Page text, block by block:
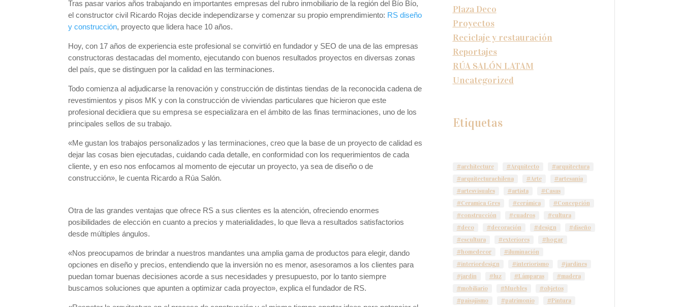
Tras pasar varios años trabajando en importantes empresas del rubro inmobiliario de la región del Bío Bío,
el constructor civil Ricardo Rojas decide independizarse y comenzar su propio emprendimiento: RS diseño
y construcción, proyecto que lidera hace 10 años.
Hoy, con 17 años de experiencia este profesional se convirtió en fundador y SEO de una de las empresas
constructoras destacadas del momento, ejecutando con buenos resultados proyectos en diversas zonas
del país, que se distinguen por la calidad en las terminaciones.
Todo comienza al adjudicarse la renovación y construcción de distintas tiendas de la reconocida cadena de
revestimientos y pisos MK y con la construcción de viviendas particulares que hicieron que este
profesional decidiera que su empresa se especializara en el ámbito de las finas terminaciones, uno de los
principales sellos de su trabajo.
«Me gustan los trabajos personalizados y las terminaciones, creo que la base de un proyecto de calidad es
dejar las cosas bien ejecutadas, cuidando cada detalle, en conformidad con los requerimientos de cada
cliente, y en eso nos enfocamos al momento de ejecutar un proyecto, ya sea de diseño o de
construcción», le cuenta Ricardo a Rúa Salón.
Otra de las grandes ventajas que ofrece RS a sus clientes es la atención, ofreciendo enormes
posibilidades de elección en cuanto a precios y materialidades, lo que lleva a resultados satisfactorios
desde múltiples ángulos.
«Nos preocupamos de brindar a nuestros mandantes una amplia gama de productos para elegir, dando
opciones en diseño y precios, entendiendo que la inversión no es menor, asesoramos a los clientes para
puedan tomar buenas decisiones acorde a sus necesidades y presupuesto, por lo tanto siempre
buscamos soluciones que apunten a optimizar cada proyecto», explica el fundador de RS.
Plaza Deco
Proyectos
Reciclaje y restauración
Reportajes
RÚA SALÓN LATAM
Uncategorized
Etiquetas
#architecture #Arquitecto
#arquitectura
#arquitecturachilena
#Arte
#artesanía
#artesvisuales
#artista
#Casas
#Ceramica Gres
#cerámica
#Concepción
#construcción
#cuadros
#cultura
#deco
#decoración #design
#diseño
#escultura
#exteriores
#hogar
#homedecor
#iluminación
#interiordesign
#interiorismo
#jardines
#jardín
#luz #Lámparas
#madera
#mobiliario
#Muebles
#objetos
#paisajismo
#patrimonio
#Pintura